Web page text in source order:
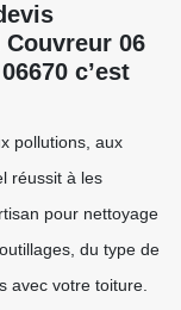
06
c’est
pollutions, aux
réussit à les
pour nettoyage
du type de
avec votre toiture.